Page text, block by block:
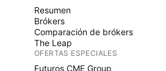
Resumen
Brókers
Comparación de brókers
The Leap
OFERTAS ESPECIALES
Futuros CME Group